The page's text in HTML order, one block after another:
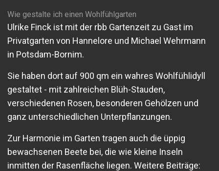
Wie gestalte ich einen Wohlfühlgarten
Ulrike Finck ist mit der rbb Gartenzeit zu Gast im
Privatgarten von Hannelore und Michael Wehrmann
in Potsdam-Bornim.
Sie haben dort auf 900 qm ein wahres Wohlfühlidyll
gestaltet - mit zahlreichen Blüh-Stauden,
verschiedenen Rosen, besonderen Gehölzen und
ganz unterschiedlichen Unterpflanzungen.
Zur Harmonie im Garten tragen auch die üppig
bewachsenen Beete bei, die wie kleine Inseln
inmitten der Rasenfläche liegen. Weitere Beiträge: